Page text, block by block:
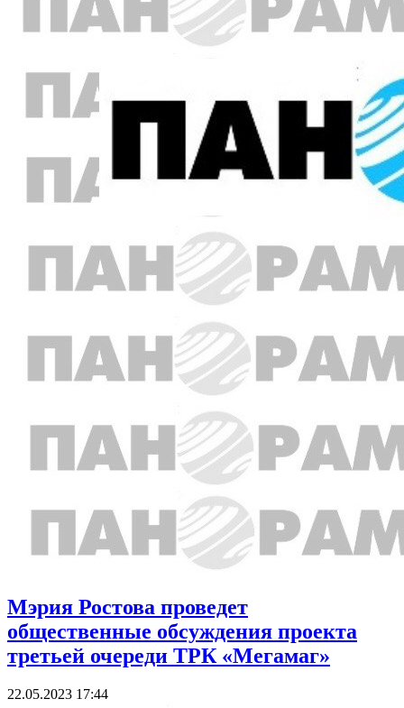
Мэрия Ростова проведет
общественные обсуждения проекта
третьей очереди ТРК «Мегамаг»
22.05.2023 17:44